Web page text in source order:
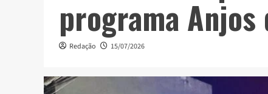
programa Anjos
Redação 15/07/2026